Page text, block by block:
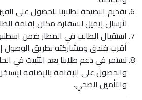
تقديم النصيحة لطلابنا للحصول على
لأرسال إيميل للسفارة مكان إقامة
استقبال الطالب في المطار ضمن
أقرب فندق ومشاركته بطريق الوصول
نستمر في دعم طلابنا بعد التثبيت في
والحصول على الإقامة بالإضافة
والتأمين الصحي.